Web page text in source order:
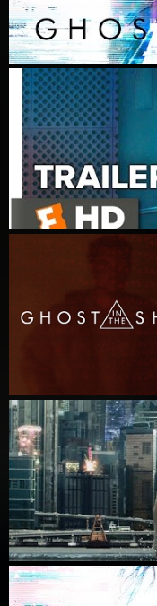
La vigilante del futuro:
Ghost in the Shell
La vigilante del futuro:
Ghost in the Shell
La vigilante del futuro:
Ghost in the Shell